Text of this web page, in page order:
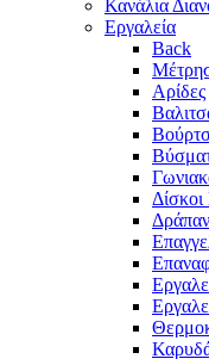
Κανάλια
Εργαλεία
Back
Αρίδες